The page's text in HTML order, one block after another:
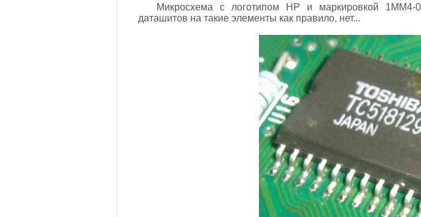
Микросхема с логотипом HP и маркировкой
даташитов на такие элементы как правило, нет...